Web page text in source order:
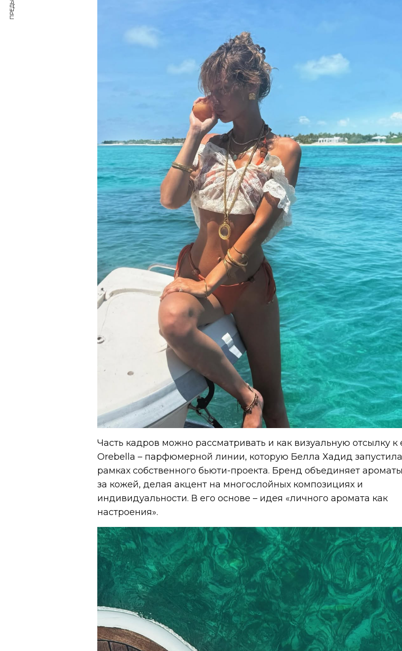
Часть кадров можно рассматривать и как визуальную отсылку к
Orebella – парфюмерной линии, которую Белла Хадид
рамках собственного бьюти-проекта. Бренд объединяет
за кожей, делая акцент на многослойных композициях и
индивидуальности. В его основе – идея «личного аромата как
настроения».